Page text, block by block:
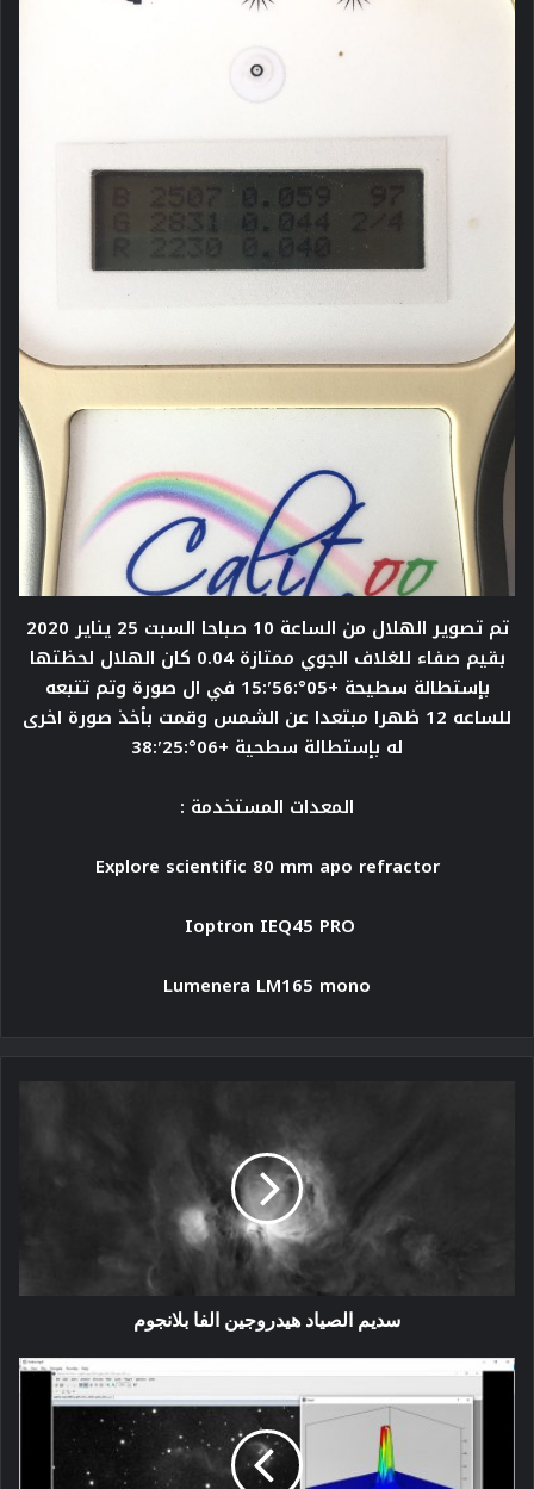
تم تصوير الهلال من الساعة 10 صباحا السبت 25 يناير 2020
بقيم صفاء للغلاف الجوي ممتازة 0.04 كان الهلال لحظتها
بإستطالة سطيحة +05°:56′:15 في ال صورة وتم تتبعه
للساعه 12 ظهرا مبتعدا عن الشمس وقمت بأخذ صورة اخرى
له بإستطالة سطحية +06°:25′:38
المعدات المستخدمة :
Explore scientific 80 mm apo refractor
Ioptron IEQ45 PRO
Lumenera LM165 mono
سديم الصياد هيدروجين الفا بلانجوم
شرح
مصطلح
للمصورين
والمتخصصين